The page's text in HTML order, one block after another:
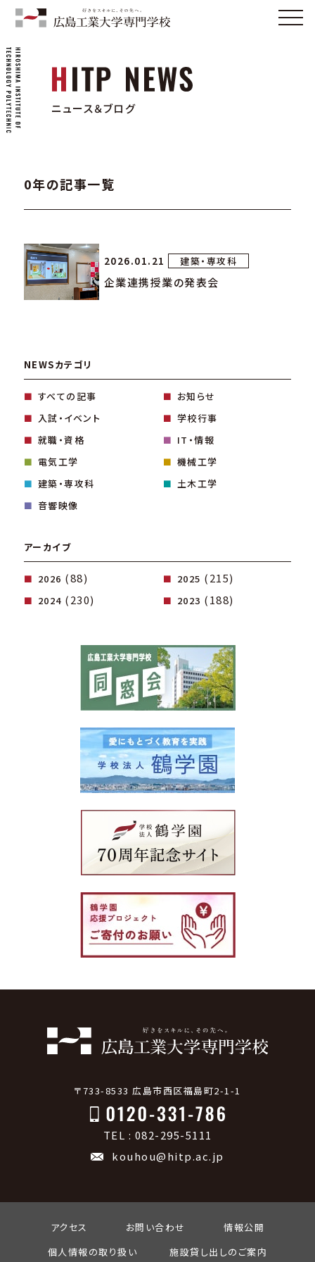
ニュース＆ブログ
0年の記事一覧
2026.01.21 建築・専攻科
企業連携授業の発表会
NEWSカテゴリ
すべての記事
お知らせ
入試・イベント
学校行事
就職・資格
IT・情報
電気工学
機械工学
建築・専攻科
土木工学
音響映像
アーカイブ
2026 (88) 2025 (215)
2024 (230) 2023 (188)
〒733-8533 広島市西区福島町2-1-1
TEL : 082-295-5111
kouhou@hitp.ac.jp
アクセス お問い合わせ
情報公開
個人情報の取り扱い
施設貸し出しのご案内